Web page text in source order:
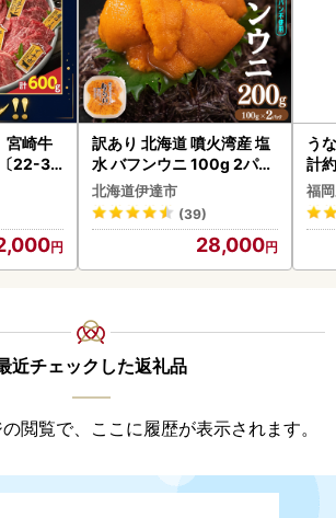
宮崎牛
22-31
チオ
訳あり 北海道 噴火湾産 塩
水 バフンウニ 100g 2パッ
ク 計200g 《アフター保証
付き》うに ウニ 雲丹 海鮮
海の幸 魚介類 ウニ丼 お寿
司 濃厚 無添加 産地直送 お
取り寄せ 山村水産 送料無
北海道伊達市
(39)
28,000
う
計
な
福
近チェックした返礼品
閲覧で、ここに履歴が表示されます。